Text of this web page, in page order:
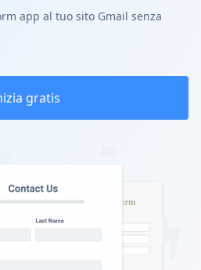
app al tuo sito Gmail senza
gratis